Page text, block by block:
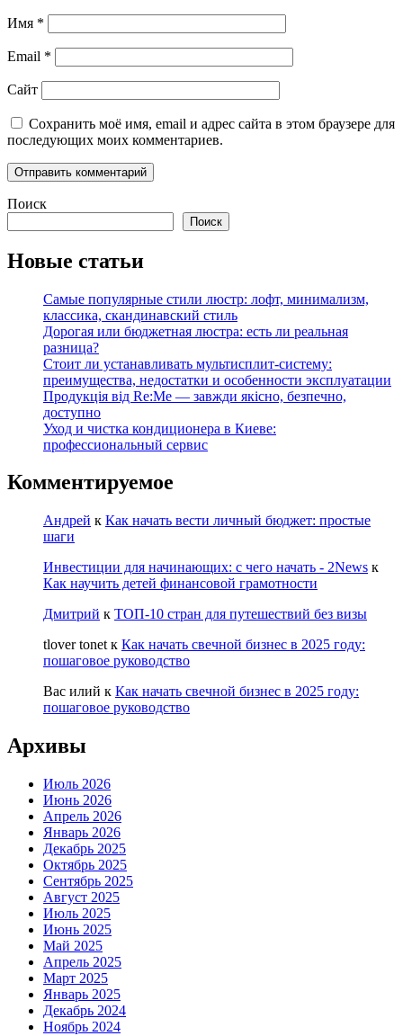
Имя *
Email *
Сайт
Сохранить моё имя, email и адрес сайта в этом браузере для
последующих моих комментариев.
Поиск
Поиск
Новые статьи
Самые популярные стили люстр: лофт, минимализм,
классика, скандинавский стиль
Дорогая или бюджетная люстра: есть ли реальная
разница?
Стоит ли устанавливать мультисплит-систему:
преимущества, недостатки и особенности эксплуатации
Продукція від Re:Me — завжди якісно, безпечно,
доступно
Уход и чистка кондиционера в Киеве:
профессиональный сервис
Комментируемое
Андрей к Как начать вести личный бюджет: простые
шаги
Инвестиции для начинающих: с чего начать - 2News к
Как научить детей финансовой грамотности
Дмитрий к ТОП-10 стран для путешествий без визы
tlover tonet к Как начать свечной бизнес в 2025 году:
пошаговое руководство
Вас илий к Как начать свечной бизнес в 2025 году:
пошаговое руководство
Архивы
Июль 2026
Июнь 2026
Апрель 2026
Январь 2026
Декабрь 2025
Октябрь 2025
Сентябрь 2025
Август 2025
Июль 2025
Июнь 2025
Май 2025
Апрель 2025
Март 2025
Январь 2025
Декабрь 2024
Ноябрь 2024